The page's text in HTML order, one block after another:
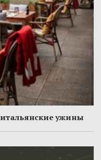
ужины